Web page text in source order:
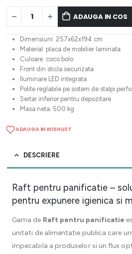
ADAUGA IN COS
Dimensiuni: 257x62x194 cm
Material: placa de mobilier laminata
Culoare: coco bolo
Front din sticla securizata
Iluminare LED integrata
Polite reglabile pe sistem de stalpi
Sertar inferior pentru depozitare
Masa neta: 500 kg
ADAUGA IN WISHLIST
DESCRIERE
Raft pentru panificatie –
pentru expunere igienica si
Gama de Raft pentru panificatie
unitati de alimentatie publica care
impecabila a produselor si un flux